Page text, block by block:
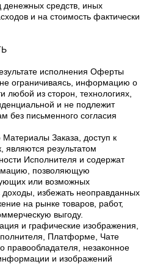
денежных средств, иных
и на стоимость фактически
исполнения Оферты
ограничиваясь, информацию о
любой из сторон, технологиях,
и не подлежит
без письменного согласия
Заказа, доступ к
являются результатом
Исполнителя и содержат
позволяющую
или возможных
доходы, избежать неоправданных
на рынке товаров, работ,
выгоду.
и графические изображения,
Платформе, Чате
правообладателя, незаконное
и изображений